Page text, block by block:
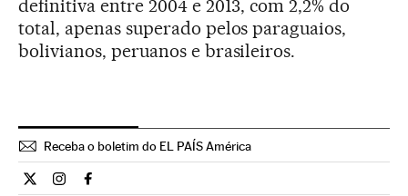
definitiva entre 2004 e 2013, com 2,2% do
total, apenas superado pelos paraguaios,
bolivianos, peruanos e brasileiros.
Receba o boletim do EL PAÍS América
Internacional El País Brasil en Twitter
Internacional El País Brasil en Instagram
Internacional El País Brasil en Facebook